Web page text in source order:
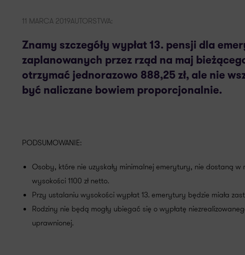
11 MARCA 2019AUTORSTWA:
Znamy szczegóły wypłat 13. pensji dla
zaplanowanych przez rząd na maj
otrzymać jednorazowo 888,25 zł, ale nie
być naliczane bowiem proporcjonalnie.
PODSUMOWANIE:
Osoby, które nie uzyskały minimalnej emerytury, nie dostaną w
wysokości 1100 zł netto.
Przy ustalaniu wysokości wypłat 13. emerytury będzie miała
Rodziny nie będą mogły ubiegać się o wypłatę
uprawnionej.